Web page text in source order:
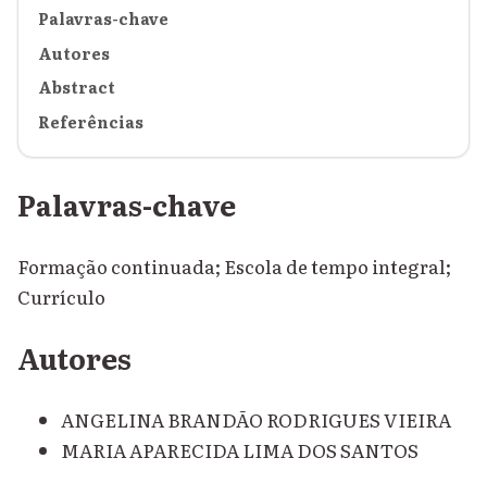
Palavras-chave
Autores
Abstract
Referências
Palavras-chave
Formação continuada; Escola de tempo integral;
Currículo
Autores
ANGELINA BRANDÃO RODRIGUES VIEIRA
MARIA APARECIDA LIMA DOS SANTOS